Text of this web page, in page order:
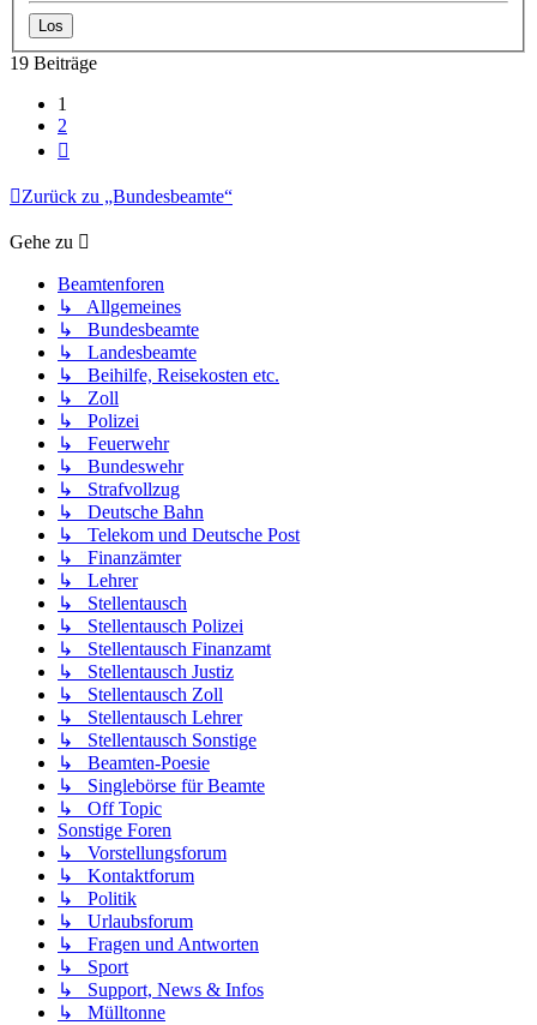
19 Beiträge
1
2
Zurück zu „Bundesbeamte“
Gehe zu
Beamtenforen
↳ Allgemeines
↳ Bundesbeamte
↳ Landesbeamte
↳ Beihilfe, Reisekosten etc.
↳ Zoll
↳ Polizei
↳ Feuerwehr
↳ Bundeswehr
↳ Strafvollzug
↳ Deutsche Bahn
↳ Telekom und Deutsche Post
↳ Finanzämter
↳ Lehrer
↳ Stellentausch
↳ Stellentausch Polizei
↳ Stellentausch Finanzamt
↳ Stellentausch Justiz
↳ Stellentausch Zoll
↳ Stellentausch Lehrer
↳ Stellentausch Sonstige
↳ Beamten-Poesie
↳ Singlebörse für Beamte
↳ Off Topic
Sonstige Foren
↳ Vorstellungsforum
↳ Kontaktforum
↳ Politik
↳ Urlaubsforum
↳ Fragen und Antworten
↳ Sport
↳ Support, News & Infos
↳ Mülltonne